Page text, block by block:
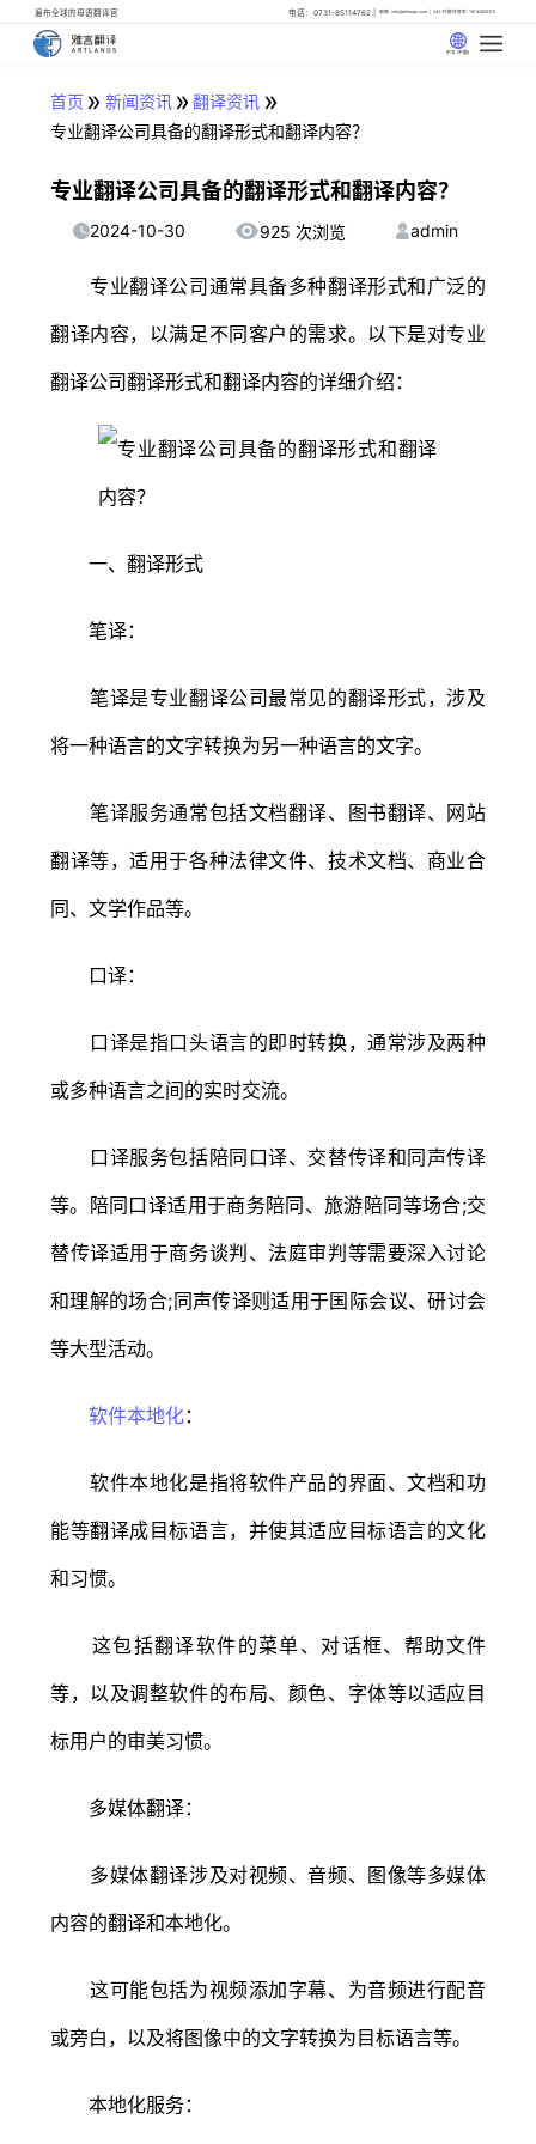
遍布全球的母语翻译官 电话：0731-85114762 邮箱: info@artlangs.com 24小时翻译管家: 18142666316
中文 (中国)
首页 » 新闻资讯» 翻译资讯 »
专业翻译公司具备的翻译形式和翻译内容？
专业翻译公司具备的翻译形式和翻译内容？
2024-10-30 925 次浏览 admin
专业翻译公司通常具备多种翻译形式和广泛的
翻译内容，以满足不同客户的需求。以下是对专业
翻译公司翻译形式和翻译内容的详细介绍：
一、翻译形式
笔译：
笔译是专业翻译公司最常见的翻译形式，涉及
将一种语言的文字转换为另一种语言的文字。
笔译服务通常包括文档翻译、图书翻译、网站
翻译等，适用于各种法律文件、技术文档、商业合
同、文学作品等。
口译：
口译是指口头语言的即时转换，通常涉及两种
或多种语言之间的实时交流。
口译服务包括陪同口译、交替传译和同声传译
等。陪同口译适用于商务陪同、旅游陪同等场合;交
替传译适用于商务谈判、法庭审判等需要深入讨论
和理解的场合;同声传译则适用于国际会议、研讨会
等大型活动。
软件本地化：
软件本地化是指将软件产品的界面、文档和功
能等翻译成目标语言，并使其适应目标语言的文化
和习惯。
这包括翻译软件的菜单、对话框、帮助文件
等，以及调整软件的布局、颜色、字体等以适应目
标用户的审美习惯。
多媒体翻译：
多媒体翻译涉及对视频、音频、图像等多媒体
内容的翻译和本地化。
这可能包括为视频添加字幕、为音频进行配音
或旁白，以及将图像中的文字转换为目标语言等。
本地化服务：